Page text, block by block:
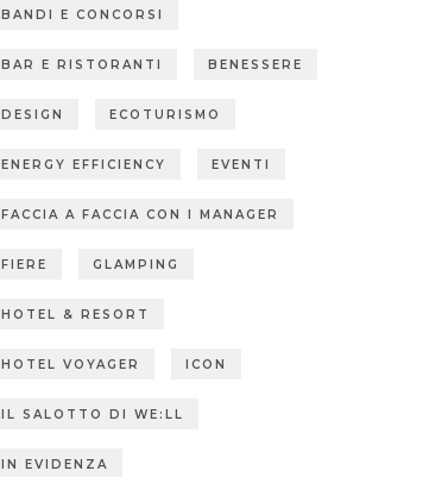
BANDI E CONCORSI
BAR E RISTORANTI BENESSERE
DESIGN ECOTURISMO
ENERGY EFFICIENCY EVENTI
FACCIA A FACCIA CON I MANAGER
FIERE GLAMPING
HOTEL & RESORT
HOTEL VOYAGER ICON
IL SALOTTO DI WE:LL
IN EVIDENZA